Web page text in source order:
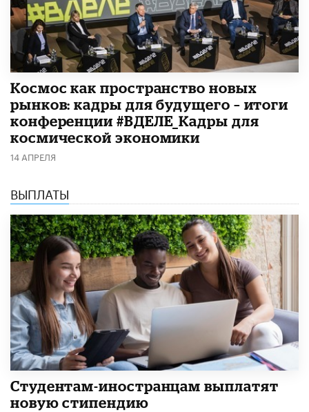
Космос как пространство новых
рынков: кадры для будущего – итоги
конференции #ВДЕЛЕ_Кадры для
космической экономики
14 АПРЕЛЯ
ВЫПЛАТЫ
Студентам-иностранцам выплатят
новую стипендию